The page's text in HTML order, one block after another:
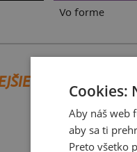
Vo forme
POTLAČECookies:
Aby náš web
aby sa ti
Preto všetko